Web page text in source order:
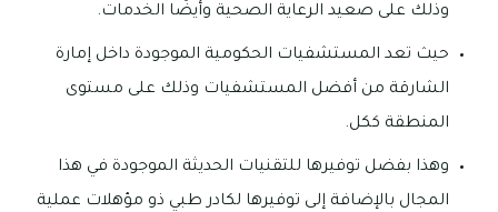
وذلك على صعيد الرعاية الصحية وأيضًا الخدمات.
حيث تعد المستشفيات الحكومية الموجودة داخل إمارة
الشارقة من أفضل المستشفيات وذلك على مستوى
المنطقة ككل.
وهذا بفضل توفيرها للتقنيات الحديثة الموجودة في هذا
المجال بالإضافة إلى توفيرها لكادر طبي ذو مؤهلات عملية